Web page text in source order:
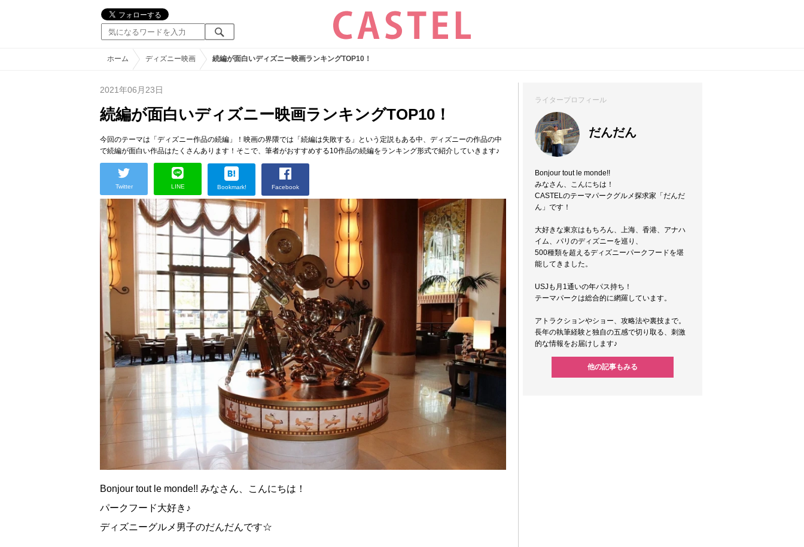
ホーム ディズニー映画 続編が面白いディズニー映画ランキングTOP10！
2021年06月23日
続編が面白いディズニー映画ランキングTOP10！
今回のテーマは「ディズニー作品の続編」！映画の界隈では「続編は失敗する」という定説もある中、ディズニーの作品の中
で続編が面白い作品はたくさんあります！そこで、筆者がおすすめする10作品の続編をランキング形式で紹介していきます♪
Twitter LINE Bookmark! Facebook
Bonjour tout le monde!! みなさん、こんにちは！
パークフード大好き♪
ディズニーグルメ男子のだんだんです☆
ライタープロフィール
だんだん
Bonjour tout le monde!!
みなさん、こんにちは！
CASTELのテーマパークグルメ探求家「だんだ
ん」です！
大好きな東京はもちろん、上海、香港、アナハ
イム、パリのディズニーを巡り、
500種類を超えるディズニーパークフードを堪
能してきました。
USJも月1通いの年パス持ち！
テーマパークは総合的に網羅しています。
アトラクションやショー、攻略法や裏技まで。
長年の執筆経験と独自の五感で切り取る、刺激
的な情報をお届けします♪
他の記事もみる